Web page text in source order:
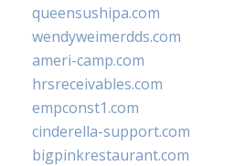
queensushipa.com
wendyweimerdds.com
ameri-camp.com
hrsreceivables.com
empconst1.com
cinderella-support.com
bigpinkrestaurant.com